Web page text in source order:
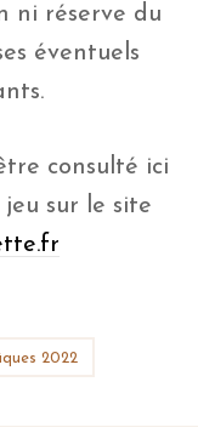
ni réserve du
éventuels
consulté ici
sur le site
2022